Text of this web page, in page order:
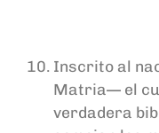
Inscrito al
Matria— el
verdadera